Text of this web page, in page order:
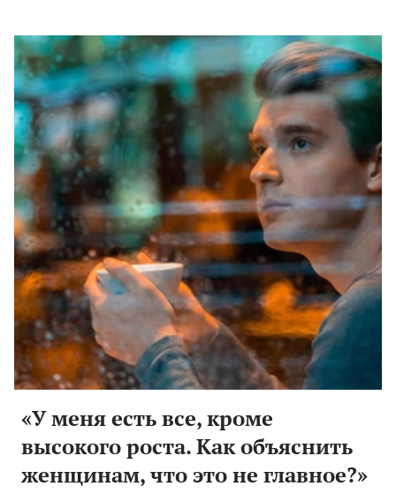
«У меня есть все, кроме
высокого роста. Как объяснить
женщинам, что это не главное?»